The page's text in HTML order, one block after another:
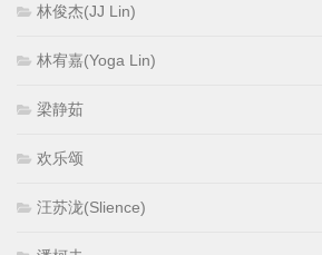
林俊杰(JJ Lin)
林宥嘉(Yoga Lin)
梁静茹
欢乐颂
汪苏泷(Slience)